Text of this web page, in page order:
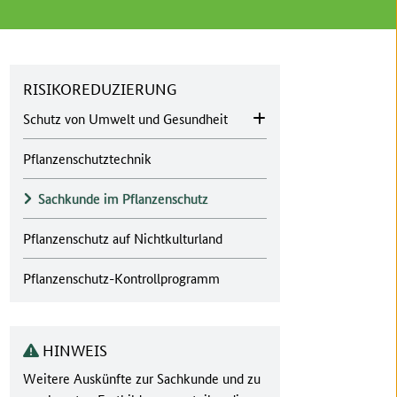
RISIKOREDUZIERUNG
Schutz von Umwelt und Gesundheit
Pflanzenschutztechnik
Sachkunde im Pflanzenschutz
Pflanzenschutz auf Nichtkulturland
Pflanzenschutz-Kontrollprogramm
HINWEIS
Weitere Auskünfte zur Sachkunde und zu